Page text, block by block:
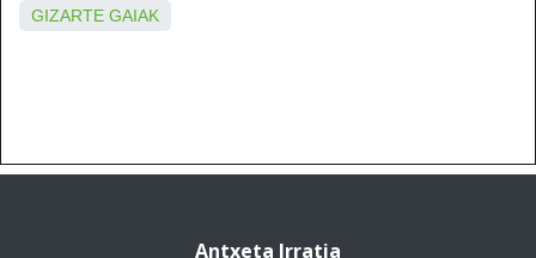
GIZARTE GAIAK
Antxeta Irratia